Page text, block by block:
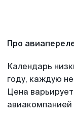
Про
Календарь
году, каждую
Цена